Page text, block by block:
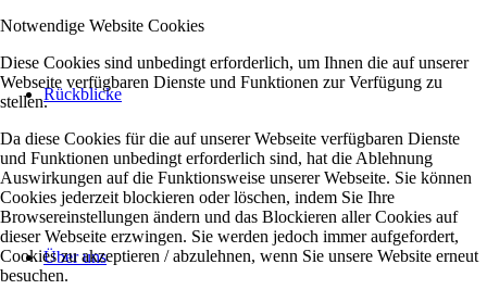
Rückblicke
Über uns
Notwendige Website Cookies
Diese Cookies sind unbedingt erforderlich, um Ihnen die auf unserer
Webseite verfügbaren Dienste und Funktionen zur Verfügung zu
stellen.
Da diese Cookies für die auf unserer Webseite verfügbaren Dienste
und Funktionen unbedingt erforderlich sind, hat die Ablehnung
Auswirkungen auf die Funktionsweise unserer Webseite. Sie können
Cookies jederzeit blockieren oder löschen, indem Sie Ihre
Browsereinstellungen ändern und das Blockieren aller Cookies auf
dieser Webseite erzwingen. Sie werden jedoch immer aufgefordert,
Cookies zu akzeptieren / abzulehnen, wenn Sie unsere Website erneut
besuchen.